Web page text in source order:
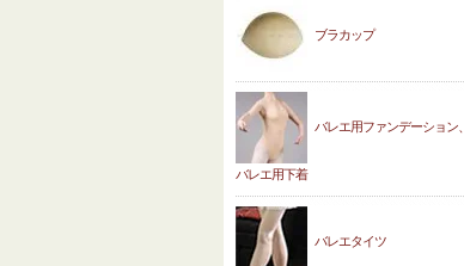
ブラカップ
バレエ用ファンデーション、
バレエ用下着
バレエタイツ